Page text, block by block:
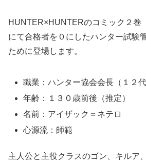
HUNTER×HUNTERのコミック２巻
にて合格者を０にしたハンター試験
ために登場します。
職業：ハンター協会会長（１２代
年齢：１３０歳前後（推定）
名前：アイザック＝ネテロ
心源流：師範
主人公と主役クラスのゴン、キルア